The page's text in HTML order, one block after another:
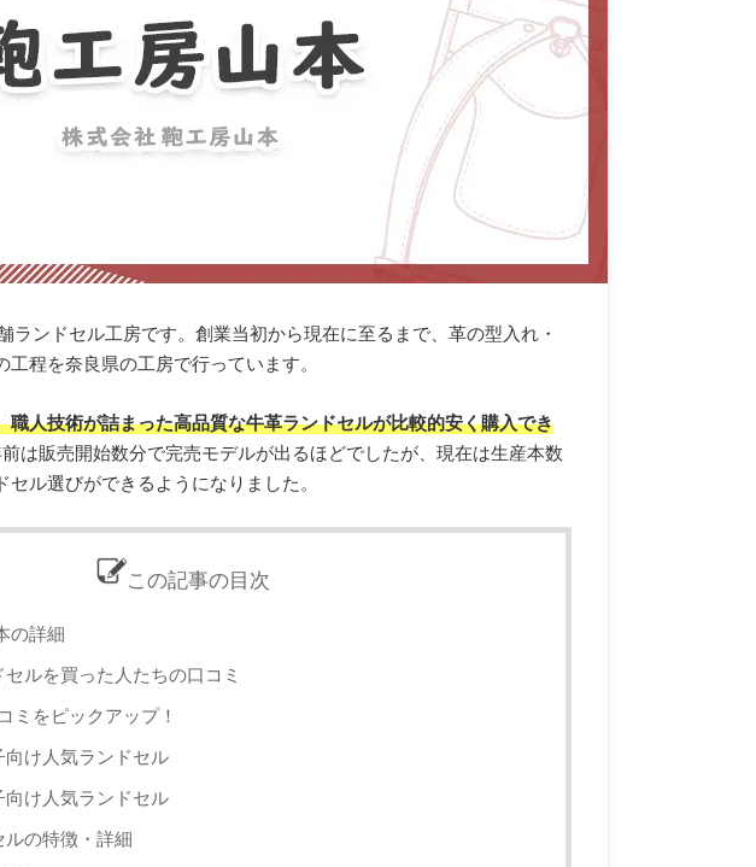
ランドセル工房です。創業当初から現在に至るまで、革の型入れ・
程を奈良県の工房で行っています。
職人技術が詰まった高品質な牛革ランドセルが比較的安く購入でき
は販売開始数分で完売モデルが出るほどでしたが、現在は生産本数
ル選びができるようになりました。
この記事の目次
の詳細
ルを買った人たちの口コミ
ミをピックアップ！
け人気ランドセル
け人気ランドセル
の特徴・詳細